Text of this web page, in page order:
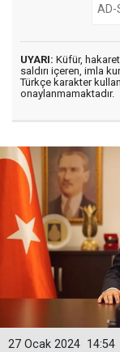
UYARI: Küfür,
saldırı içeren, imla
Türkçe karakter
onaylanmamaktadır.
14:54
27 Ocak 2024